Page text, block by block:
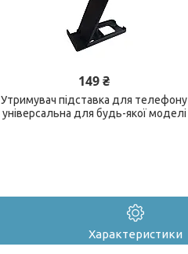
149 ₴
Утримувач підставка для телефону
універсальна для будь-якої моделі
Характеристики